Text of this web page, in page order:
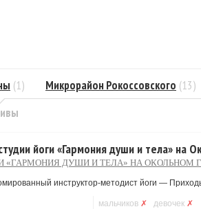
(1) Микрорайон Рокоссовского (13)
йоги «Гармония души и тела» на
«ГАРМОНИЯ ДУШИ И ТЕЛА» НА ОКОЛЬНОМ
инструктор-методист йоги —
мальчиков ✗ девочек ✗